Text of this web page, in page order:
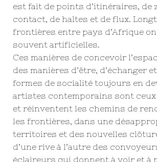
est fait de points d’itinéraires, de
contact, de haltes et de flux.
frontières entre pays d’Afrique
souvent artificielles.
Ces manières de concevoir
des manières d’être, d’échanger
formes de socialité toujours en
artistes contemporains sont
et réinventent les chemins de
les frontières, dans une
territoires et des nouvelles
d’une rive à l’autre des
éclaireurs qui donnent à voir et à